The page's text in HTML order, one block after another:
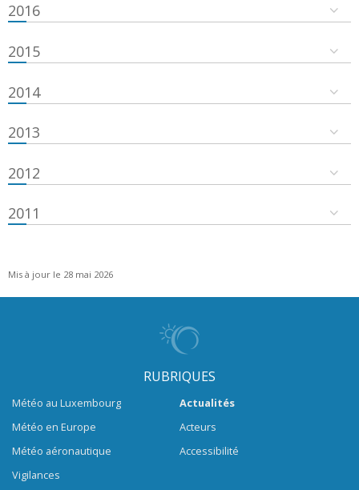
2016
2015
2014
2013
2012
2011
Mis à jour le 28 mai 2026
RUBRIQUES
Météo au Luxembourg
Météo en Europe
Météo aéronautique
Vigilances
Actualités
Acteurs
Accessibilité